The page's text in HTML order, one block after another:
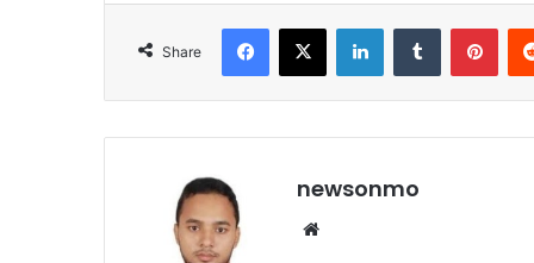
Share
Facebook
X LinkedInTumblr
newsonmo